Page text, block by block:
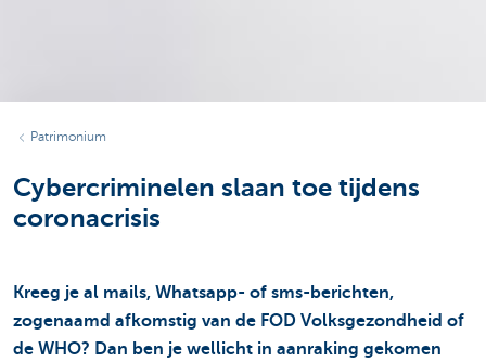
Patrimonium
Cybercriminelen slaan toe tijdens
coronacrisis
Kreeg je al mails, Whatsapp- of sms-berichten,
zogenaamd afkomstig van de FOD Volksgezondheid of
de WHO? Dan ben je wellicht in aanraking gekomen